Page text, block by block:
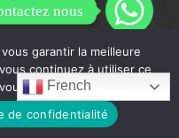
DE CONFIDENTIALITÉ
AND LIFESTYLE (HLS)
French
garantir la meilleure
continuez à utiliser ce
en êtes satisfait.
de confidentialité
nous